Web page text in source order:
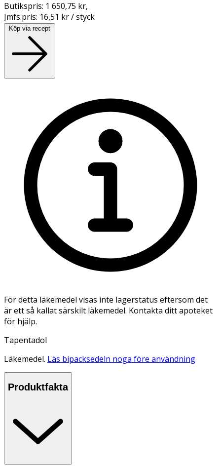
Butikspris: 1 650,75 kr,
Jmfs.pris: 16,51 kr / styck
Köp via recept
För detta läkemedel visas inte lagerstatus eftersom det
är ett så kallat särskilt läkemedel. Kontakta ditt apoteket
för hjälp.
Tapentadol
Läkemedel. Läs bipacksedeln noga före användning
Produktfakta